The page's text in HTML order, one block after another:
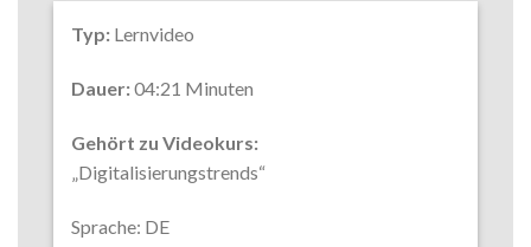
Typ: Lernvideo
Dauer:04:21 Minuten
Gehört zu Videokurs:
„Digitalisierungstrends“
Sprache: DE